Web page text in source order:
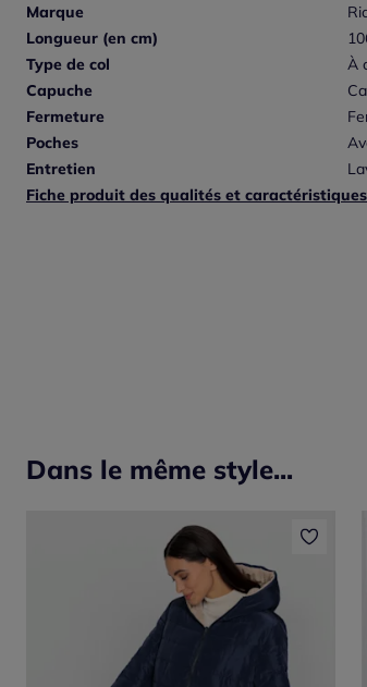
Marque
Longueur (en cm)
Type de col
À
Capuche
Fermeture
Poches
Entretien
Fiche produit des qualités et
Dans le même style...